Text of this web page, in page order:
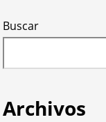
Buscar
Archivos